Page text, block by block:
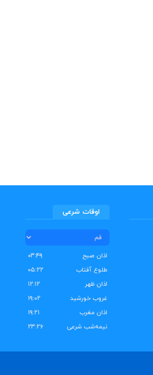
اوقات شرعی
اذان صبح
۰۳:۴۹
طلوع آفتاب
۰۵:۲۲
اذان ظهر
۱۲:۱۲
غروب خورشید
۱۹:۰۲
اذان مغرب
۱۹:۲۱
نیمه‌شب شرعی
۲۳:۲۶